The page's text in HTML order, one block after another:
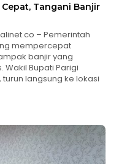
Tangani Banjir
– Pemerintah
mempercepat
banjir yang
Wakil Bupati Parigi
turun langsung ke lokasi